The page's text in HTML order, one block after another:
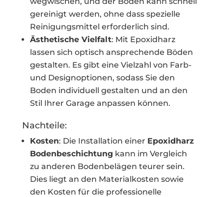
gereinigt werden, ohne dass spezielle
Reinigungsmittel erforderlich sind.
Ästhetische Vielfalt: Mit Epoxidharz
lassen sich optisch ansprechende Böden
gestalten. Es gibt eine Vielzahl von Farb-
und Designoptionen, sodass Sie den
Boden individuell gestalten und an den
Stil Ihrer Garage anpassen können.
Nachteile:
Kosten: Die Installation einer Epoxidharz
Bodenbeschichtung kann im Vergleich
zu anderen Bodenbelägen teurer sein.
Dies liegt an den Materialkosten sowie
den Kosten für die professionelle